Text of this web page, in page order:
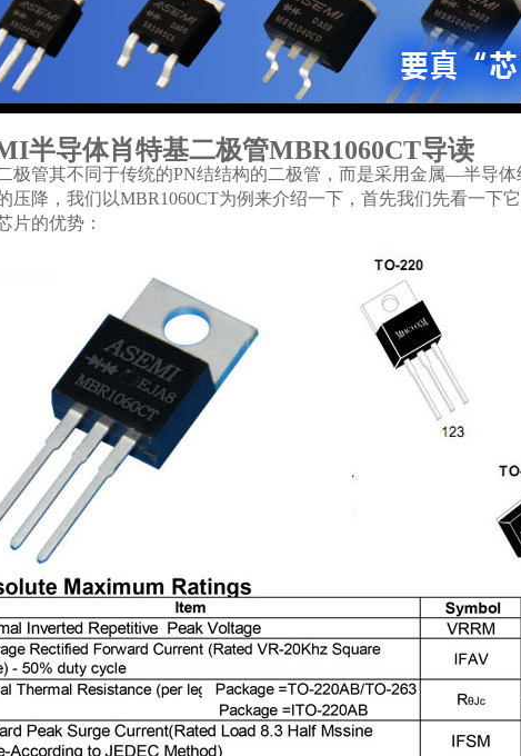
半导体肖特基二极管MBR1060CT导读
极管其不同于传统的PN结结构的二极管，而是采用金属—半导
压降，我们以MBR1060CT为例来介绍一下，首先我们先看一下
片的优势：